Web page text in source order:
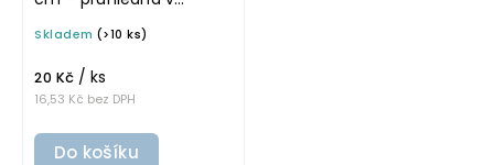
omyvatelná samolepka
Skladem (>10 ks)
16,53 Kč bez DPH
20 Kč / ks
Do košíku